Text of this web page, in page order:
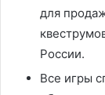
для
России.
Все игры